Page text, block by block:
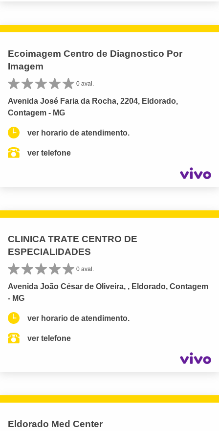
Ecoimagem Centro de Diagnostico Por
Imagem
0 aval.
Avenida José Faria da Rocha, 2204, Eldorado,
Contagem - MG
ver horario de atendimento.
ver telefone
CLINICA TRATE CENTRO DE
ESPECIALIDADES
0 aval.
Avenida João César de Oliveira, , Eldorado, Contagem
- MG
ver horario de atendimento.
ver telefone
Eldorado Med Center